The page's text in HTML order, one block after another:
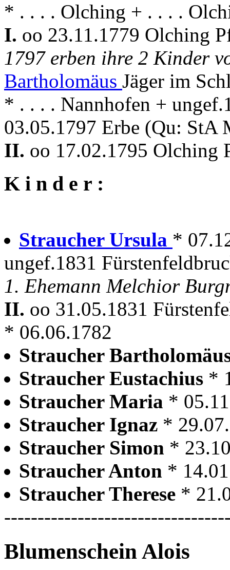
* . . . . Olching + . . . .
I. oo 23.11.1779 Olching
1797 erben ihre 2 Kinder
Bartholomäus Jäger im
* . . . . Nannhofen +
03.05.1797 Erbe (Qu: StA
II. oo 17.02.1795 Olching
K i n d e r :
Straucher Ursula *
ungef.1831
1. Ehemann Melchior
II. oo 31.05.1831
* 06.06.1782
Straucher
Straucher Eustachius *
Straucher Maria *
Straucher Ignaz *
Straucher Simon *
Straucher Anton *
Straucher Therese *
Blumenschein Alois